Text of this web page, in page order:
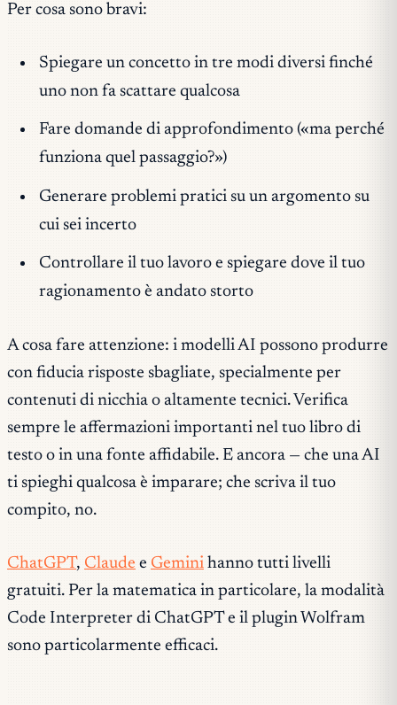
Per cosa sono bravi:
Spiegare un concetto in tre modi diversi finché
uno non fa scattare qualcosa
Fare domande di approfondimento («ma perché
funziona quel passaggio?»)
Generare problemi pratici su un argomento su
cui sei incerto
Controllare il tuo lavoro e spiegare dove il tuo
ragionamento è andato storto
A cosa fare attenzione: i modelli AI possono produrre
con fiducia risposte sbagliate, specialmente per
contenuti di nicchia o altamente tecnici. Verifica
sempre le affermazioni importanti nel tuo libro di
testo o in una fonte affidabile. E ancora — che una AI
ti spieghi qualcosa è imparare; che scriva il tuo
compito, no.
ChatGPT, Claude e Gemini hanno tutti livelli
gratuiti. Per la matematica in particolare, la modalità
Code Interpreter di ChatGPT e il plugin Wolfram
sono particolarmente efficaci.